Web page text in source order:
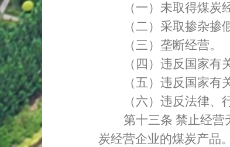
（一）未取得煤炭
（二）采取掺杂掺
（三）垄断经营。
（四）违反国家有
（五）违反国家有
（六）违反法律、
第十三条 禁止经营
炭经营企业的煤炭产品